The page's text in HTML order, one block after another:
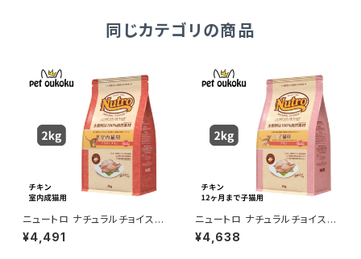
同じカテゴリの商品
ニュートロ ナチュラルチョイス
室内猫用 アダルト チキン 2kg
4562358785375
¥4,491
ニュートロ ナチュラルチョイス
室内猫用 キトン チキン 2kg 45
62358785344
¥4,638